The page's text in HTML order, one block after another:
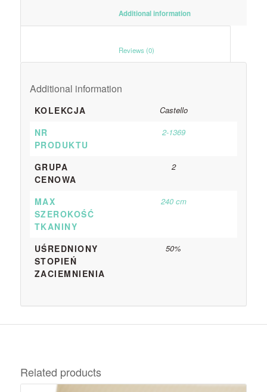
						Additional information
Additional information
KOLEKCJA Castello
NR
PRODUKTU
2-1369
GRUPA
CENOWA
2
MAX
SZEROKOŚĆ
TKANINY
240 cm
UŚREDNIONY
STOPIEŃ
ZACIEMNIENIA
50%
Related products